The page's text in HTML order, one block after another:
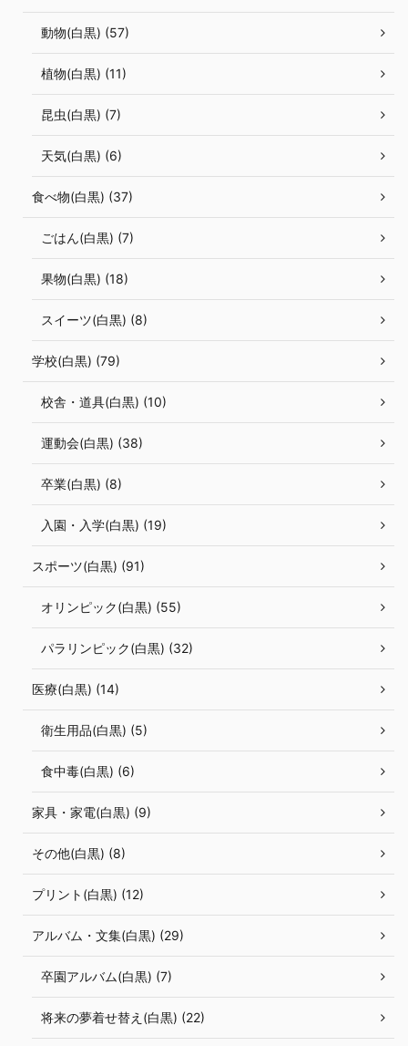
動物(白黒) (57)
植物(白黒) (11)
昆虫(白黒) (7)
天気(白黒) (6)
食べ物(白黒) (37)
ごはん(白黒) (7)
果物(白黒) (18)
スイーツ(白黒) (8)
学校(白黒) (79)
校舎・道具(白黒) (10)
運動会(白黒) (38)
卒業(白黒) (8)
入園・入学(白黒) (19)
スポーツ(白黒) (91)
オリンピック(白黒) (55)
パラリンピック(白黒) (32)
医療(白黒) (14)
衛生用品(白黒) (5)
食中毒(白黒) (6)
家具・家電(白黒) (9)
その他(白黒) (8)
プリント(白黒) (12)
アルバム・文集(白黒) (29)
卒園アルバム(白黒) (7)
将来の夢着せ替え(白黒) (22)